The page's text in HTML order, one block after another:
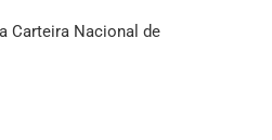
Carteira Nacional de